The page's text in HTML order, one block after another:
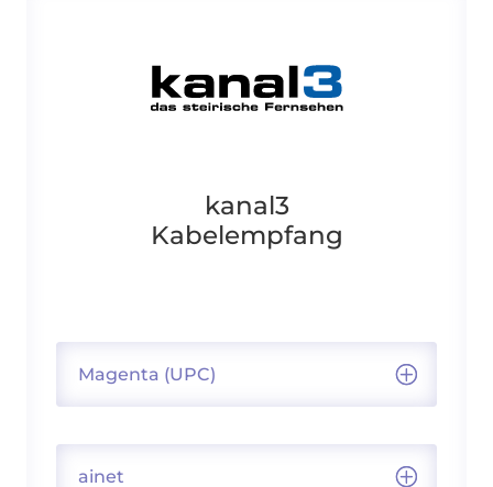
kanal3
Kabelempfang
Magenta (UPC)
ainet